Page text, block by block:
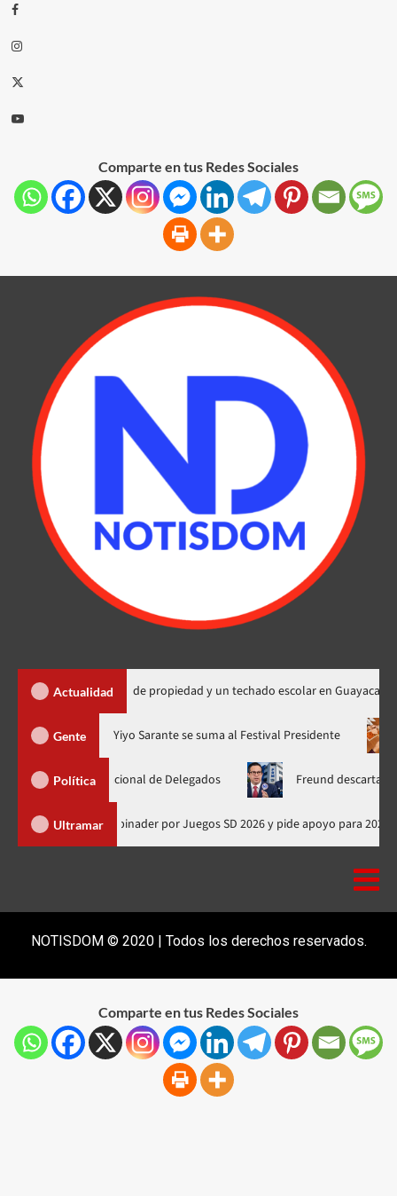
Comparte en tus Redes Sociales
Actualidad
450 títulos de propiedad y un techado escolar en Guayacanal
Gente
nuevo horario Yiyo Sarante se suma al Festival Presidente
Política
Nacional de Delegados Freund descarta Secretaría
Ultramar
de Honduras felicita a Abinader por Juegos SD 2026 y pide
NOTISDOM © 2020 | Todos los derechos reservados.
Comparte en tus Redes Sociales